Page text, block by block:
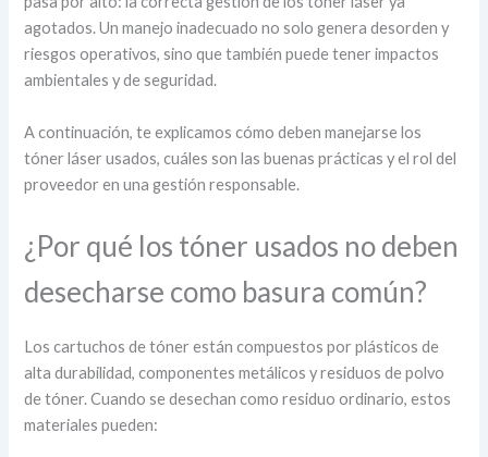
agotados. Un manejo inadecuado no solo genera desorden y
riesgos operativos, sino que también puede tener impactos
ambientales y de seguridad.
A continuación, te explicamos cómo deben manejarse los
tóner láser usados, cuáles son las buenas prácticas y el rol del
proveedor en una gestión responsable.
¿Por qué los tóner usados no deben
desecharse como basura común?
Los cartuchos de tóner están compuestos por plásticos de
alta durabilidad, componentes metálicos y residuos de polvo
de tóner. Cuando se desechan como residuo ordinario, estos
materiales pueden: